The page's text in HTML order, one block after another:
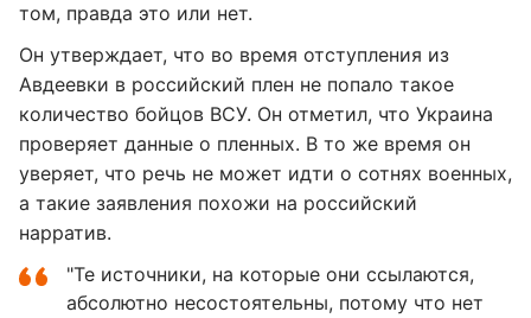
том, правда это или нет.
Он утверждает, что во время отступления из
Авдеевки в российский плен не попало такое
количество бойцов ВСУ. Он отметил, что Украина
проверяет данные о пленных. В то же время он
уверяет, что речь не может идти о сотнях военных,
а такие заявления похожи на российский
нарратив.
"Те источники, на которые они ссылаются,
абсолютно несостоятельны, потому что нет